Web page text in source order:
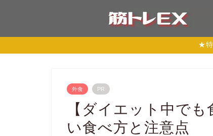
★特
外食 PR
【ダイエット中で
い食べ方と注意点